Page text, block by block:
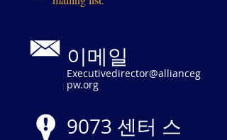
이메일
Executivedirector@allianceg
pw.org
9073 센터 스